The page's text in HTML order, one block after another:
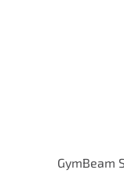
GymBeam